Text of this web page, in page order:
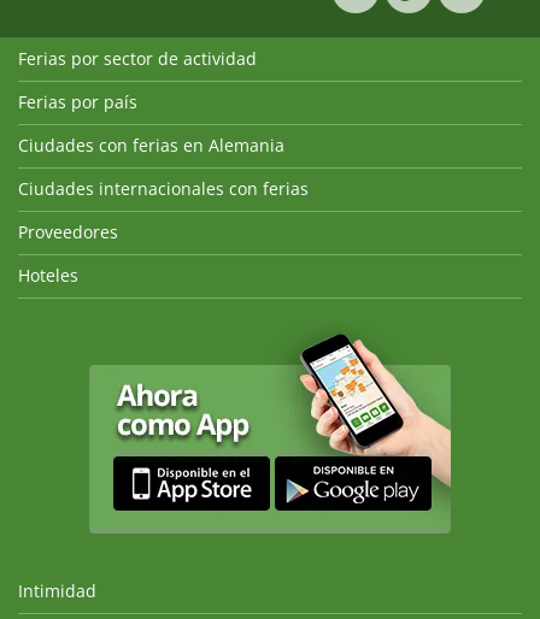
Ferias por sector de actividad
Ferias por país
Ciudades con ferias en Alemania
Ciudades internacionales con ferias
Proveedores
Hoteles
Intimidad